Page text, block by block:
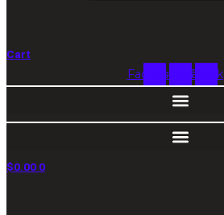
Cart
FacebookInstagramTiktok
$0.00 0